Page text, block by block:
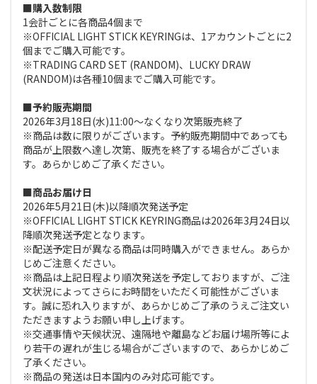
■購入数制限
1会計ごとに各商品4個まで
※OFFICIAL LIGHT STICK KEYRINGは、1アカウントごとに2
個までご購入可能です。
※TRADING CARD SET (RANDOM)、LUCKY DRAW
(RANDOM)は各種10個までご購入可能です。
■予約販売期間
2026年3月18日(水)11:00～なくなり次第販売終了
※商品は数に限りがございます。予約販売期間中であっても
商品が上限数へ達し次第、販売を終了する場合がございま
す。あらかじめご了承ください。
■商品お届け日
2026年5月21日(木)以降順次発送予定
※OFFICIAL LIGHT STICK KEYRING商品は2026年3月24日以
降順次発送予定となります。
※配送予定日が異なる商品は同時購入ができません。あらか
じめご注意ください。
※商品は上記日程より順次発送を予定しておりますが、ご注
文状況によってさらにお時間をいただく可能性がございま
す。誠に恐れ入りますが、あらかじめご了承のうえご注文い
ただきますようお願い申し上げます。
※交通事情や天候状況、遠隔地や離島などお届け場所等によ
り若干の遅れが生じる場合がございますので、あらかじめご
了承ください。
※商品の発送は日本国内のみ対応可能です。